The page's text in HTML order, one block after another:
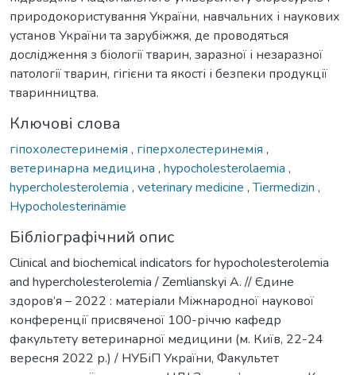
природокористування України, навчальних і наукових
установ України та зарубіжжя, де проводяться
дослідження з біології тварин, заразної і незаразної
патології тварин, гігієни та якості і безпеки продукції
тваринництва.
Ключові слова
гіпохолестеринемія , гіперхолестеринемія ,
ветеринарна медицина , hypocholesterolaemia ,
hypercholesterolemia , veterinary medicine ,Tiermedizin ,
Hypocholesterinämie
Бібліографічний опис
Clinical and biochemical indicators for hypocholesterolemia
and hypercholesterolemia / Zemlianskyi A. // Єдине
здоров’я – 2022 : матеріали Міжнародної наукової
конференції присвяченої 100-річчю кафедр
факультету ветеринарної медицини (м. Київ, 22-24
вересня 2022 р.) / НУБіП України, Факультет